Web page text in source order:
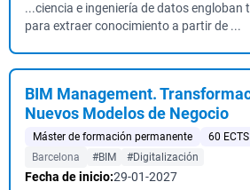
...ciencia e ingeniería de datos engloban
para extraer conocimiento a partir de ...
BIM Management.
Nuevos Modelos de Negocio
Máster de formación permanente 60 ECTS
Barcelona
#BIM #Digitalización
Fecha de inicio:29-01-2027